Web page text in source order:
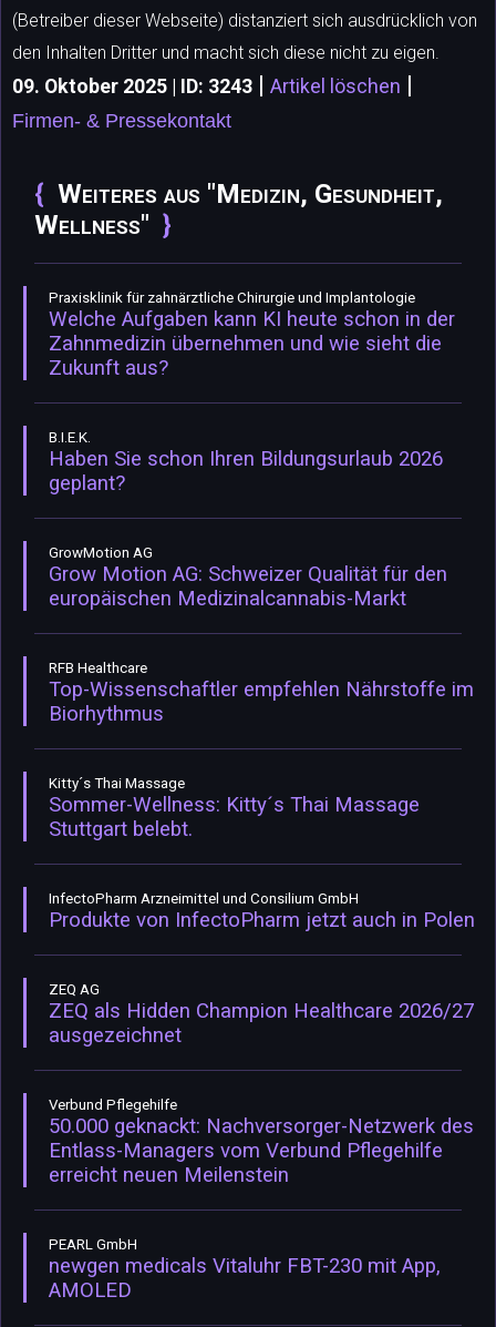
(Betreiber dieser Webseite) distanziert sich ausdrücklich von
den Inhalten Dritter und macht sich diese nicht zu eigen.
09. Oktober 2025 | ID: 3243 | Artikel löschen |
Firmen- & Pressekontakt
Weiteres aus "Medizin, Gesundheit,
Wellness"
Praxisklinik für zahnärztliche Chirurgie und Implantologie
Welche Aufgaben kann KI heute schon in der
Zahnmedizin übernehmen und wie sieht die
Zukunft aus?
B.I.E.K.
Haben Sie schon Ihren Bildungsurlaub 2026
geplant?
GrowMotion AG
Grow Motion AG: Schweizer Qualität für den
europäischen Medizinalcannabis-Markt
RFB Healthcare
Top-Wissenschaftler empfehlen Nährstoffe im
Biorhythmus
Kitty´s Thai Massage
Sommer-Wellness: Kitty´s Thai Massage
Stuttgart belebt.
InfectoPharm Arzneimittel und Consilium GmbH
Produkte von InfectoPharm jetzt auch in Polen
ZEQ AG
ZEQ als Hidden Champion Healthcare 2026/27
ausgezeichnet
Verbund Pflegehilfe
50.000 geknackt: Nachversorger-Netzwerk des
Entlass-Managers vom Verbund Pflegehilfe
erreicht neuen Meilenstein
PEARL GmbH
newgen medicals Vitaluhr FBT-230 mit App,
AMOLED